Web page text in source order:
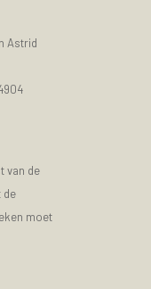
Astrid
van de
de
moet